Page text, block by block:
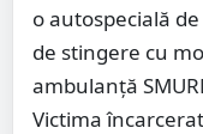
o autospecială
de stingere cu
ambulanță
Victima